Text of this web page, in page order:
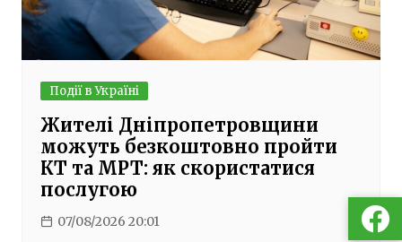
Події в Україні
Жителі Дніпропетровщини
можуть безкоштовно пройти
КТ та МРТ: як скористатися
послугою
07/08/2026 20:01